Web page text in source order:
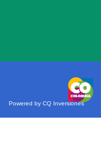
Powered by CQ Inversiones